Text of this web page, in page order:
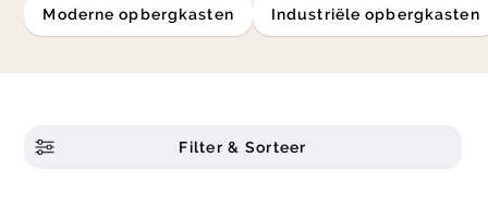
moderne opbergkasten industriële opbergkasten
Filter & Sorteer